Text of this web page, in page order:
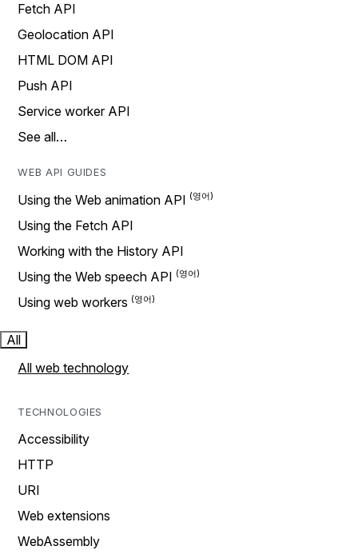
Fetch API
Geolocation API
HTML DOM API
Push API
Service worker API
See all…
WEB API GUIDES
Using the Web animation API
Using the Fetch API
Working with the History API
Using the Web speech API
Using web workers
All
All web technology
TECHNOLOGIES
Accessibility
HTTP
URI
Web extensions
WebAssembly